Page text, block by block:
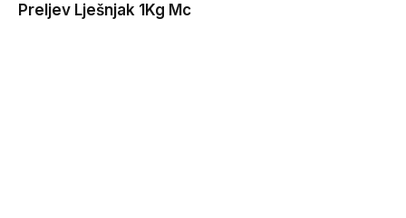
Preljev Lješnjak 1Kg Mc